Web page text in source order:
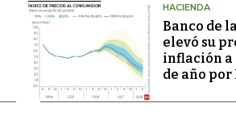
HACIENDA
Banco de
elevó su
inflación a
de año por